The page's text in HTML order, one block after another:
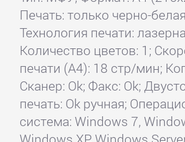
Печать: только черно-
Технология печати:
Количество цветов: 1;
печати (А4): 18 стр/мин;
Сканер: Ok; Факс: Ok;
печать: Ok ручная;
система: Windows 7,